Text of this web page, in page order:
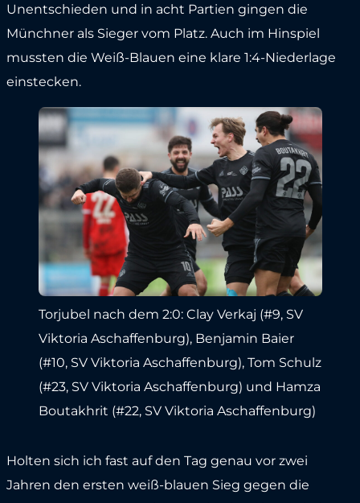
Unentschieden und in acht Partien gingen die
Münchner als Sieger vom Platz. Auch im Hinspiel
mussten die Weiß-Blauen eine klare 1:4-Niederlage
einstecken.
Torjubel nach dem 2:0: Clay Verkaj (#9, SV
Viktoria Aschaffenburg), Benjamin Baier
(#10, SV Viktoria Aschaffenburg), Tom Schulz
(#23, SV Viktoria Aschaffenburg) und Hamza
Boutakhrit (#22, SV Viktoria Aschaffenburg)
Holten sich ich fast auf den Tag genau vor zwei
Jahren den ersten weiß-blauen Sieg gegen die